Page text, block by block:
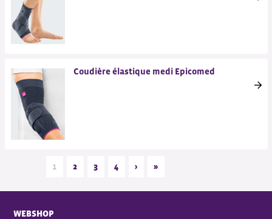
Coudière élastique medi Epicomed
1 2 3 4 › »
WEBSHOP